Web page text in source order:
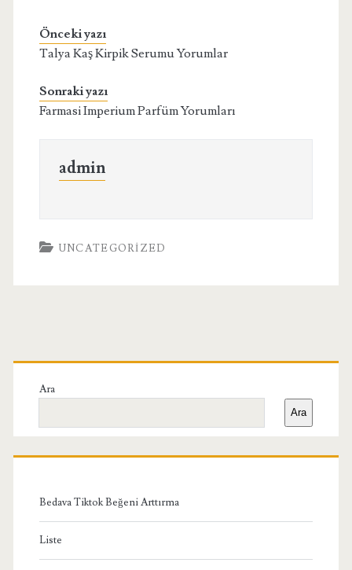
Önceki yazı
Talya Kaş Kirpik Serumu Yorumlar
Sonraki yazı
Farmasi Imperium Parfüm Yorumları
admin
UNCATEGORIZED
Birincil
Yan
Menü
Ara
Ara
Bedava Tiktok Beğeni Arttırma
Liste